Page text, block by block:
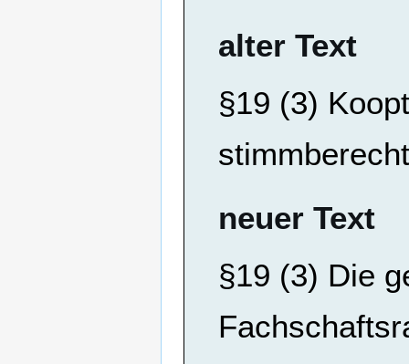
alter Text
§19 (3)
neuer Text
§19 (3) Die